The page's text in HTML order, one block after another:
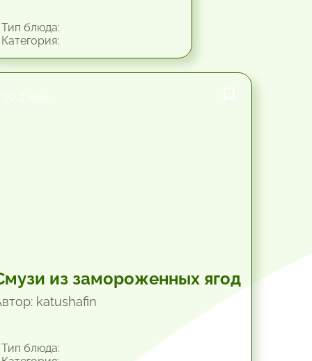
блюда:
из замороженных ягод
katushafin
блюда: